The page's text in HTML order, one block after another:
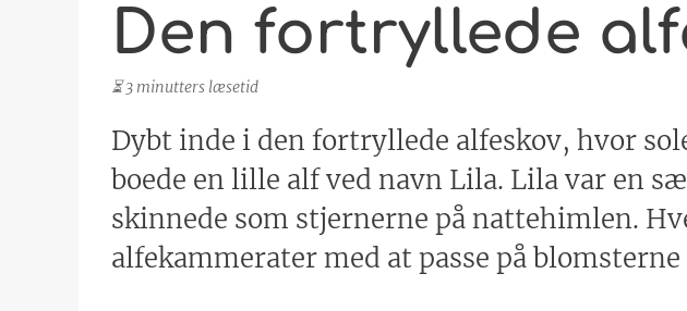
Den fortryllede
⏳ 3 minutters læsetid
Dybt inde i den fortryllede alfeskov, hvor
boede en lille alf ved navn Lila. Lila var en
skinnede som stjernerne på nattehimlen.
alfekammerater med at passe på blomsterne